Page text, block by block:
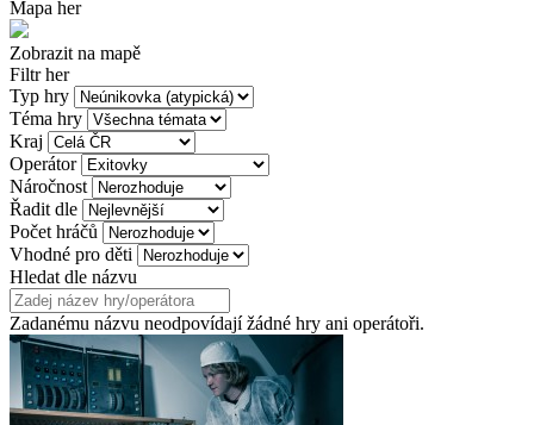
Mapa her
Zobrazit na mapě
Filtr her
Typ hry
Téma hry
Kraj
Operátor
Náročnost
Řadit dle
Počet hráčů
Vhodné pro děti
Hledat dle názvu
Zadanému názvu neodpovídají žádné hry ani operátoři.